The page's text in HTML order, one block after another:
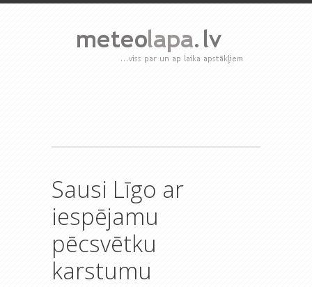
Sausi Līgo ar
iespējamu
pēcsvētku
karstumu